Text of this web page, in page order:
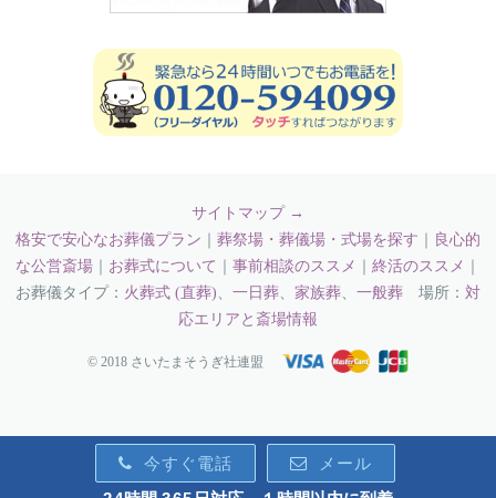
サイトマップ →
格安で安心なお葬儀プラン
葬祭場・葬儀場・式場を探す
良心的
な公営斎場
お葬式について 事前相談のススメ 終活のススメ
お葬儀タイプ： 火葬式 (直葬) 一日葬 家族葬 一般葬 場所： 対
応エリアと斎場情報
© 2018 さいたまそうぎ社連盟
今すぐ電話
メール